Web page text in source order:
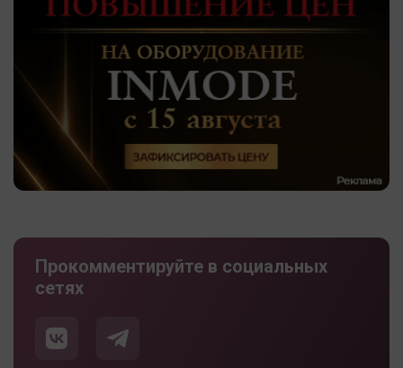
Прокомментируйте в социальных
сетях